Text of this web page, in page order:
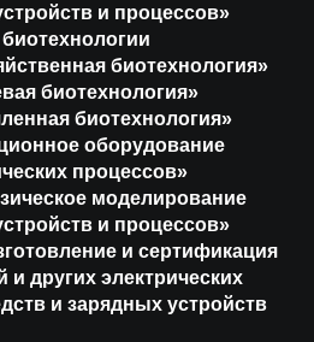
и процессов»
биотехнология»
биотехнология»
биотехнология»
оборудование
процессов»
моделирование
и процессов»
и сертификация
и других электрических
и зарядных устройств